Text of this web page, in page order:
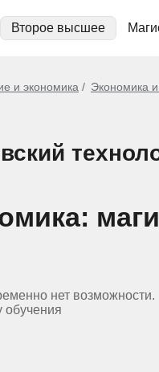
Второе высшее
и экономика Экономика
нет возможности.
обучения